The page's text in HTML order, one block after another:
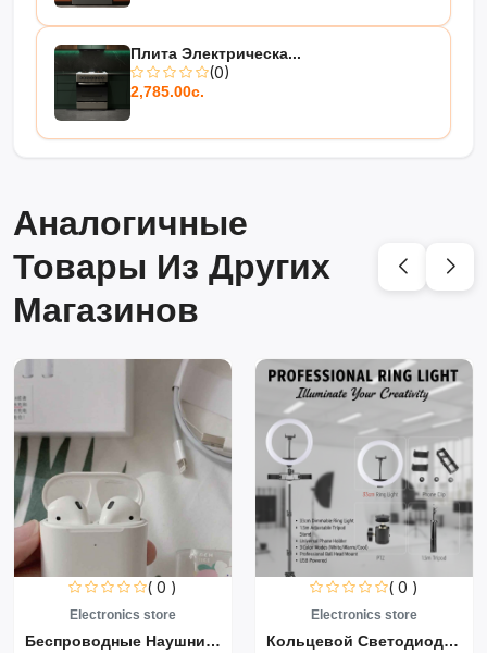
Плита Электрическа...
(0)
2,785.00с.
Аналогичные
Товары Из Других
Магазинов
( 0 )
Electronics store
Беспроводные Наушники Air...
( 0 )
Electronics store
Кольцевой Светодиодный Св...